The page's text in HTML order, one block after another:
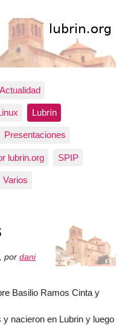
Lubrín
Presentaciones
lubrin.org SPIP
Varios
, por dani
Basilio Ramos Cinta y
nacieron en Lubrin y luego